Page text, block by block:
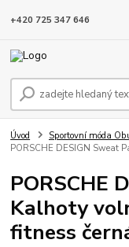
+420 725 347 646
Úvod Sportovní móda
PORSCHE DESIGN Sweat
PORSCHE
Kalhoty
fitness